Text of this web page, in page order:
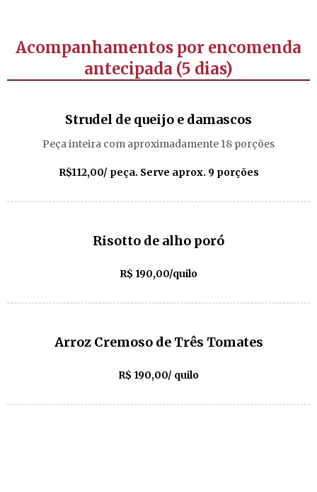
Acompanhamentos por encomenda
antecipada (5 dias)
Strudel de queijo e damascos
Peça inteira com aproximadamente 18 porções
R$112,00/ peça. Serve aprox. 9 porções
Risotto de alho poró
R$ 190,00/quilo
Arroz Cremoso de Três Tomates
R$ 190,00/ quilo